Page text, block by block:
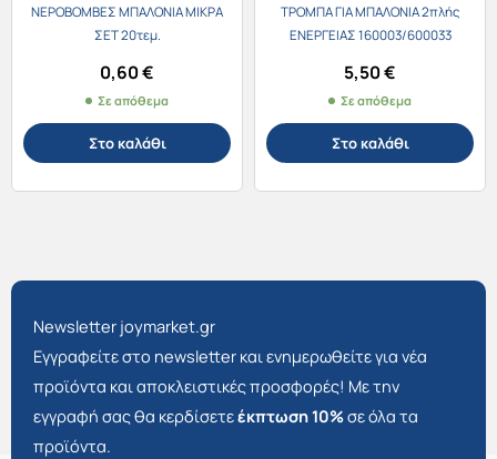
ΝΕΡΟΒΟΜΒΕΣ ΜΠΑΛΟΝΙΑ ΜΙΚΡΑ
ΣΕΤ 20τεμ.
0,60€
Σε απόθεμα
Στο καλάθι
ΤΡΟΜΠΑ ΓΙΑ ΜΠΑΛΟΝΙΑ 2πλής
ΕΝΕΡΓΕΙΑΣ 160003/600033
5,50€
Σε απόθεμα
Στο καλάθι
Newsletter joymarket.gr
Εγγραφείτε στο newsletter και ενημερωθείτε για νέα
προϊόντα και αποκλειστικές προσφορές! Με την
εγγραφή σας θα κερδίσετεέκπτωση 10%σε όλα τα
προϊόντα.